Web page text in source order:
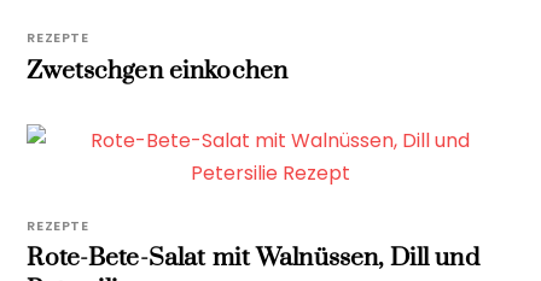
REZEPTE
Zwetschgen einkochen
REZEPTE
Rote-Bete-Salat mit Walnüssen, Dill und